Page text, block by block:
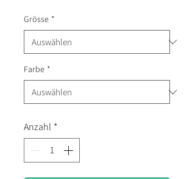
Grösse *
Farbe *
Anzahl *